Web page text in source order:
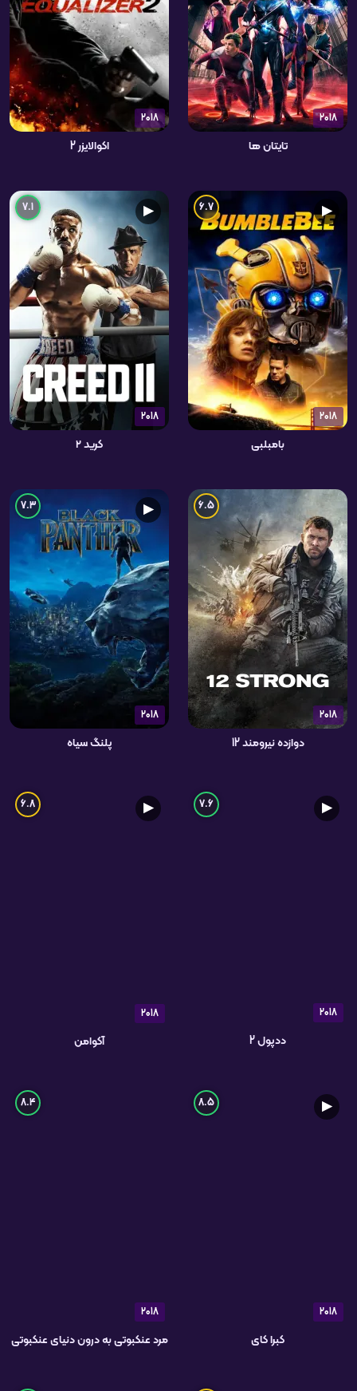
2018
تایتان ها
2018
اکوالایزر 2
2018
▶
6.7
بامبلبی
2018
▶
7.1
کرید ۲
2018
6.5
دوازده نیرومند 12
2018
▶
7.3
پلنگ سیاه
2018
▶
7.6
ددپول 2
2018
▶
6.8
آکوامن
2018
▶
8.5
کبرا کای
2018
8.4
مرد عنکبوتی به درون دنیای عنکبوتی